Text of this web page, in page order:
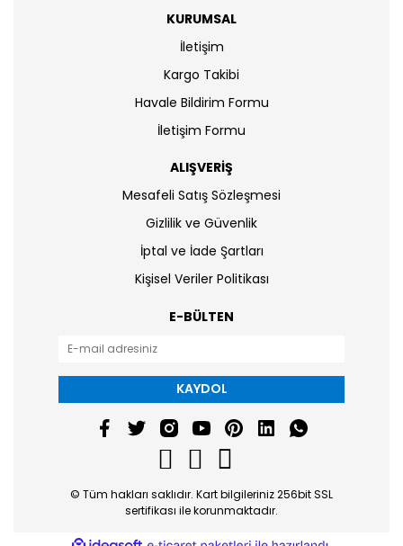
KURUMSAL
İletişim
Kargo Takibi
Havale Bildirim Formu
İletişim Formu
ALIŞVERİŞ
Mesafeli Satış Sözleşmesi
Gizlilik ve Güvenlik
İptal ve İade Şartları
Kişisel Veriler Politikası
E-BÜLTEN
KAYDOL
© Tüm hakları saklıdır. Kart bilgileriniz 256bit SSL
sertifikası ile korunmaktadır.